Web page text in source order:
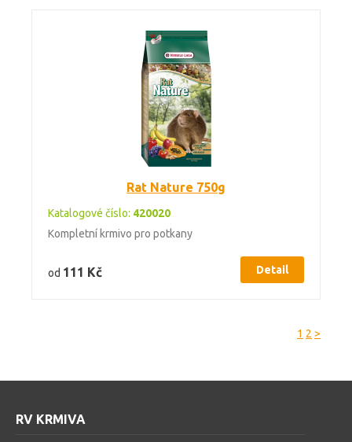
Rat Nature 750g
Katalogové číslo: 420020
Kompletní krmivo pro potkany
od 111 Kč Detail
1 2 >
RV KRMIVA